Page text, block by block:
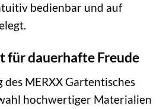
bedienbar und auf
dauerhafte Freude
MERXX Gartentisches
hochwertiger Materialien